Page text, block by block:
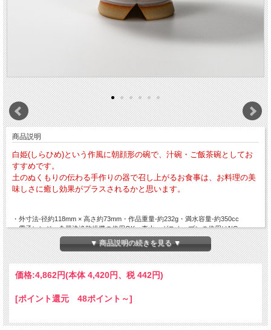
商品説明
白姫(しらひめ)という作風に朝顔形の碗で、汁碗・ご飯茶碗としてお
すすめです。
土のぬくもりの伝わる手作りの器で召し上がるお食事は、お料理の美
味しさに癒し効果がプラスされるかと思います。
・外寸法-径約118mm × 高さ約73mm・作品重量-約232g・満水容量-約350cc
・電子レンジ・食器洗浄乾燥機の使用OK 直火・ガスオーブンの使用はNG
当店ではこの器で美味しいお食事を召し上がっていただくために、口当たり・持ち
やすさ・手のひらの治まり具合・安定感などを意識して作っております。
◎この器でご飯を召し上がる場合、お茶碗にこびりつきにくくするためのワンポイ
ので、お水にくぐらせ拭いてからご飯を盛られるとさらにこびりつきにくくなり、
一層美味しくお召し上がりいただけます。
◎ご飯茶碗としての「萩の七化け※下記参照」
▼ 商品説明の続きを見る ▼
価格:4,862円(本体 4,420円、税 442円)
[ポイント還元 48ポイント～]